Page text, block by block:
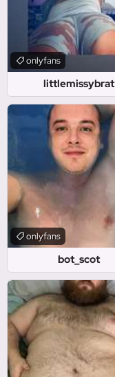
littlemissybrat
onlyfans
bot_scot
onlyfans